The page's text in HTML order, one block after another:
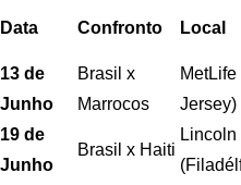
Data Confronto Local
13 de
Junho
Brasil x
Marrocos
Jersey)
19 de
Junho
Brasil x Haiti